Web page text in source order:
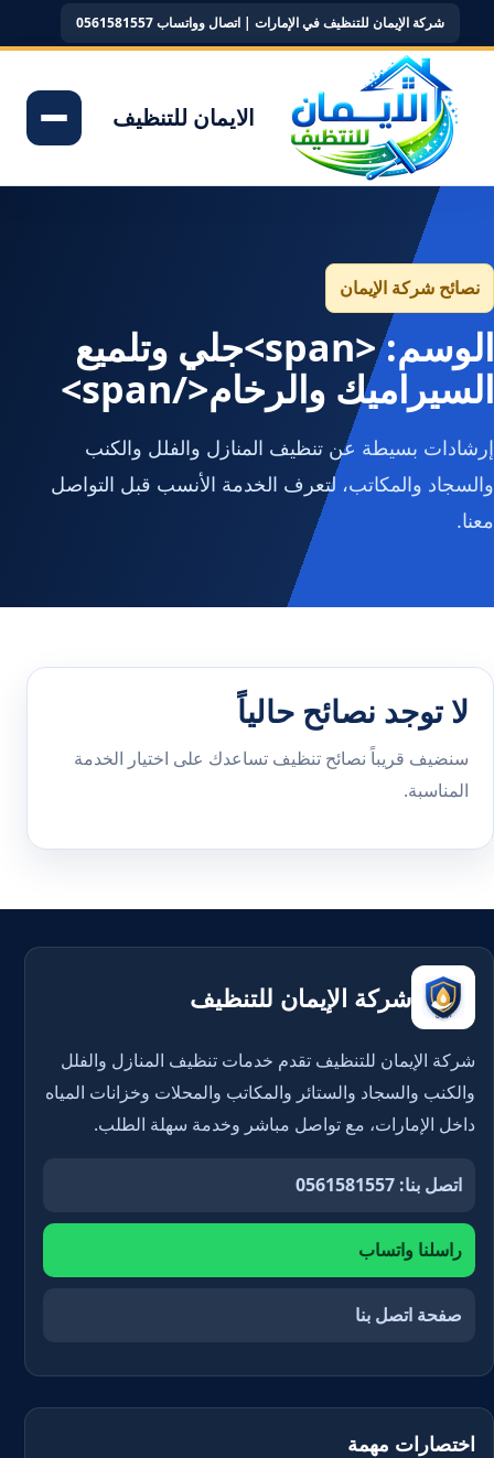
شركة الإيمان للتنظيف في الإمارات | اتصال وواتساب 0561581557
الايمان للتنظيف
نصائح شركة الإيمان
الوسم: <span>جلي وتلميع
السيراميك والرخام</span>
إرشادات بسيطة عن تنظيف المنازل والفلل والكنب
والسجاد والمكاتب، لتعرف الخدمة الأنسب قبل التواصل
معنا.
لا توجد نصائح حالياً
سنضيف قريباً نصائح تنظيف تساعدك على اختيار الخدمة
المناسبة.
شركة الإيمان للتنظيف
شركة الإيمان للتنظيف تقدم خدمات تنظيف المنازل والفلل
والكنب والسجاد والستائر والمكاتب والمحلات وخزانات المياه
داخل الإمارات، مع تواصل مباشر وخدمة سهلة الطلب.
اتصل بنا: 0561581557
راسلنا واتساب
صفحة اتصل بنا
اختصارات مهمة